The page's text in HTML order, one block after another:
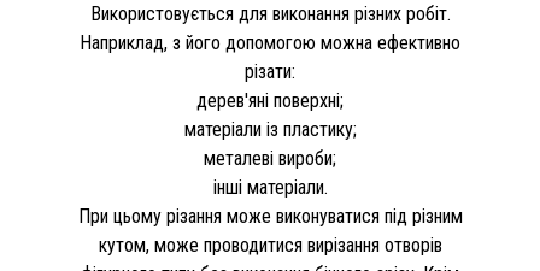
Використовується для виконання різних робіт.
Наприклад, з його допомогою можна ефективно
різати:
дерев'яні поверхні;
матеріали із пластику;
металеві вироби;
інші матеріали.
При цьому різання може виконуватися під різним
кутом, може проводитися вирізання отворів